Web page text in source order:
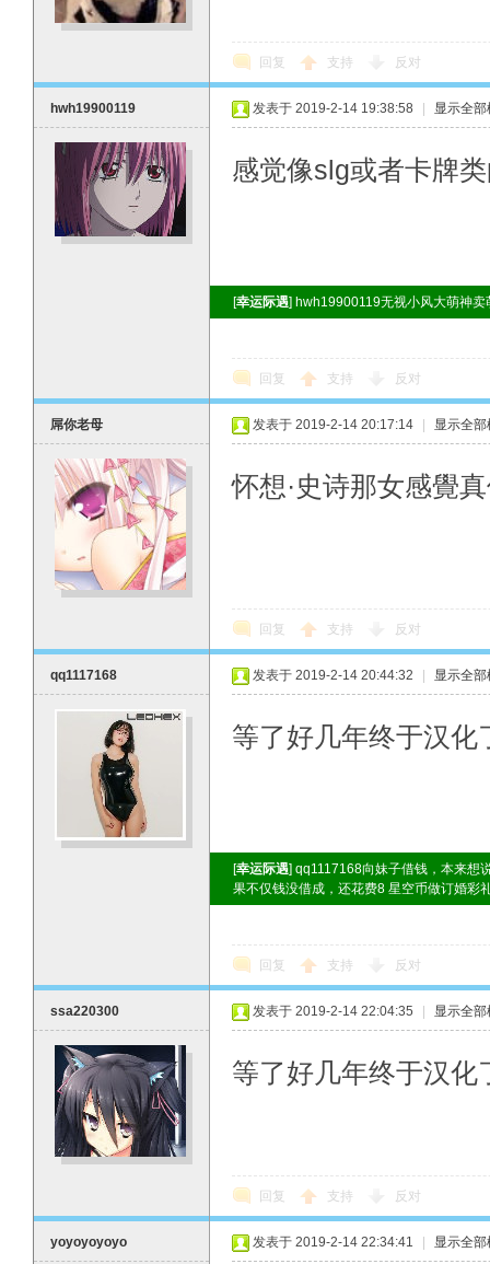
回复 支持 反对
hwh19900119 发表于 2019-2-14 19:38:58 显示全部
感觉像slg或者卡牌
[幸运际遇] hwh19900119无视小风大萌神
回复 支持 反对
屌你老母 发表于 2019-2-14 20:17:14 显示全部
怀想·史诗那女感覺
回复 支持 反对
qq1117168 发表于 2019-2-14 20:44:32 显示全部
等了好几年终于汉化
[幸运际遇] qq1117168向妹子借钱，本来想
果不仅钱没借成，还花费8 星空币做订婚彩
回复 支持 反对
ssa220300 发表于 2019-2-14 22:04:35 显示全部
等了好几年终于汉化
回复 支持 反对
yoyoyoyoyo 发表于 2019-2-14 22:34:41 显示全部